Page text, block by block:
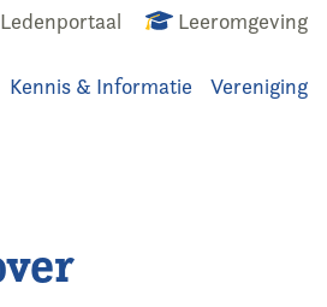
Ledenportaal Leeromgeving
Kennis & Informatie Vereniging